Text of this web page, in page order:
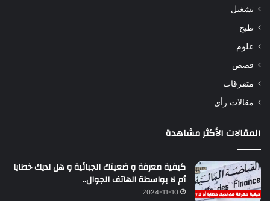
تشغيل
طبخ
علوم
قصص
متفرقات
مقالات رأي
المقالات الأكثر مشاهدة
كيفية معرفة و ضعيتك الجبائية و هل لديك خطايا
أم لا بواسطة الهاتف الجوال..
2024-11-10